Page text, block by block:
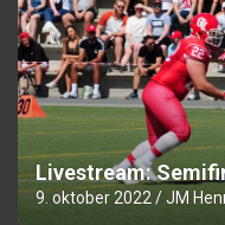
Livestream:
9. oktober 2022 JM